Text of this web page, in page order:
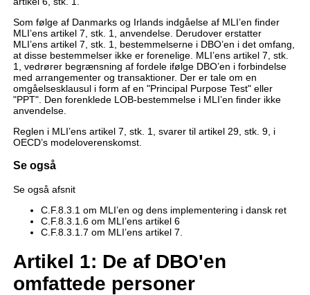
Som følge af Danmarks og Irlands indgåelse af MLI’en finder
MLI’ens artikel 7, stk. 1, anvendelse. Derudover erstatter
MLI’ens artikel 7, stk. 1, bestemmelserne i DBO’en i det omfang,
at disse bestemmelser ikke er forenelige. MLI’ens artikel 7, stk.
1, vedrører begrænsning af fordele ifølge DBO’en i forbindelse
med arrangementer og transaktioner. Der er tale om en
omgåelsesklausul i form af en "Principal Purpose Test" eller
"PPT". Den forenklede LOB-bestemmelse i MLI’en finder ikke
anvendelse.
Reglen i MLI’ens artikel 7, stk. 1, svarer til artikel 29, stk. 9, i
OECD’s modeloverenskomst.
Se også
Se også afsnit
C.F.8.3.1 om MLI’en og dens implementering i dansk ret
C.F.8.3.1.6 om MLI’ens artikel 6
C.F.8.3.1.7 om MLI’ens artikel 7.
Artikel 1: De af DBO'en
omfattede personer